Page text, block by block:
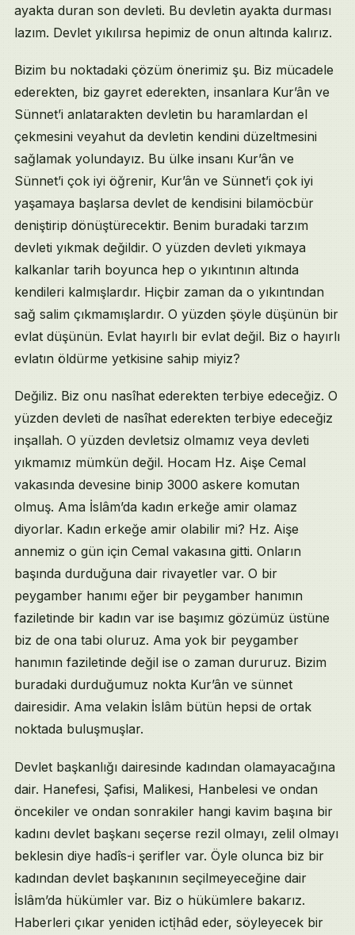
ayakta duran son devleti. Bu devletin ayakta durması
lazım. Devlet yıkılırsa hepimiz de onun altında kalırız.
Bizim bu noktadaki çözüm önerimiz şu. Biz mücadele
ederekten, biz gayret ederekten, insanlara Kur’ân ve
Sünnet’i anlatarakten devletin bu haramlardan el
çekmesini veyahut da devletin kendini düzeltmesini
sağlamak yolundayız. Bu ülke insanı Kur’ân ve
Sünnet’i çok iyi öğrenir, Kur’ân ve Sünnet’i çok iyi
yaşamaya başlarsa devlet de kendisini bilamöcbür
deniştirip dönüştürecektir. Benim buradaki tarzım
devleti yıkmak değildir. O yüzden devleti yıkmaya
kalkanlar tarih boyunca hep o yıkıntının altında
kendileri kalmışlardır. Hiçbir zaman da o yıkıntından
sağ salim çıkmamışlardır. O yüzden şöyle düşünün bir
evlat düşünün. Evlat hayırlı bir evlat değil. Biz o hayırlı
evlatın öldürme yetkisine sahip miyiz?
Değiliz. Biz onu nasîhat ederekten terbiye edeceğiz. O
yüzden devleti de nasîhat ederekten terbiye edeceğiz
inşallah. O yüzden devletsiz olmamız veya devleti
yıkmamız mümkün değil. Hocam Hz. Aişe Cemal
vakasında devesine binip 3000 askere komutan
olmuş. Ama İslâm’da kadın erkeğe amir olamaz
diyorlar. Kadın erkeğe amir olabilir mi? Hz. Aişe
annemiz o gün için Cemal vakasına gitti. Onların
başında durduğuna dair rivayetler var. O bir
peygamber hanımı eğer bir peygamber hanımın
faziletinde bir kadın var ise başımız gözümüz üstüne
biz de ona tabi oluruz. Ama yok bir peygamber
hanımın faziletinde değil ise o zaman dururuz. Bizim
buradaki durduğumuz nokta Kur’ân ve sünnet
dairesidir. Ama velakin İslâm bütün hepsi de ortak
noktada buluşmuşlar.
Devlet başkanlığı dairesinde kadından olamayacağına
dair. Hanefesi, Şafisi, Malikesi, Hanbelesi ve ondan
öncekiler ve ondan sonrakiler hangi kavim başına bir
kadını devlet başkanı seçerse rezil olmayı, zelil olmayı
beklesin diye hadîs-i şerifler var. Öyle olunca biz bir
kadından devlet başkanının seçilmeyeceğine dair
İslâm’da hükümler var. Biz o hükümlere bakarız.
Haberleri çıkar yeniden ictịhâd eder, söyleyecek bir